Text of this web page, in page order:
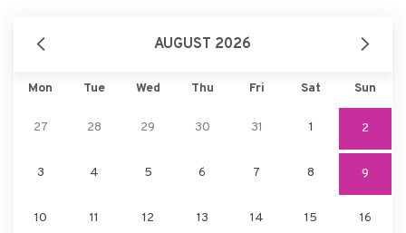
AUGUST 2026
Mon Tue Wed Thu Fri Sat Sun
27 28 29 30 31 1 2
3 4 5 6 7 8 9
10 11 12 13 14 15 16